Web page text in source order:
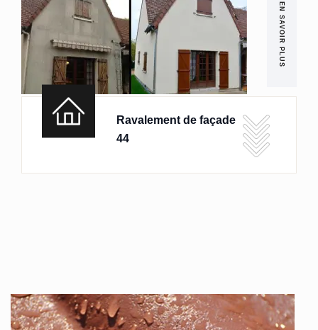
EN SAVOIR PLUS
Ravalement de façade
44